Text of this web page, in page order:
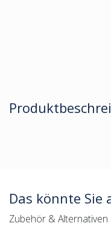
Das könnte Sie
Zubehör & Alternativen